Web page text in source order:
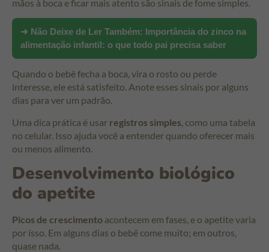
mãos à boca e ficar mais atento são sinais de fome simples.
➜ Não Deixe de Ler Também: Importância do zinco na
alimentação infantil: o que todo pai precisa saber
Quando o bebê fecha a boca, vira o rosto ou perde
interesse, ele está satisfeito. Anote esses sinais por alguns
dias para ver um padrão.
Uma dica prática é usar registros simples , como uma tabela
no celular. Isso ajuda você a entender quando oferecer mais
ou menos alimento.
Desenvolvimento biológico
do apetite
Picos de crescimento acontecem em fases, e o apetite varia
por isso. Em alguns dias o bebê come muito; em outros,
quase nada.